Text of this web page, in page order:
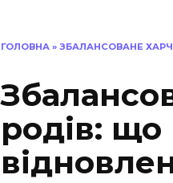
ГОЛОВНА » ЗБАЛАНСОВАНЕ
родів: